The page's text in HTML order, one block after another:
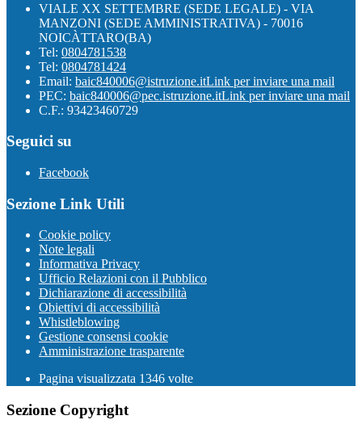
VIALE XX SETTEMBRE (SEDE LEGALE) - VIA
MANZONI (SEDE AMMINISTRATIVA) - 70016
NOICÀTTARO(BA)
Tel: 0804781538
Tel: 0804781424
Email: baic840006@istruzione.itLink per inviare una mail
PEC: baic840006@pec.istruzione.itLink per inviare una mail
C.F.: 93423460729
Seguici su
Facebook
Sezione Link Utili
Cookie policy
Note legali
Informativa Privacy
Ufficio Relazioni con il Pubblico
Dichiarazione di accessibilità
Obiettivi di accessibilità
Whistleblowing
Gestione consensi cookie
Amministrazione trasparente
Pagina visualizzata 1346 volte
Sezione Copyright